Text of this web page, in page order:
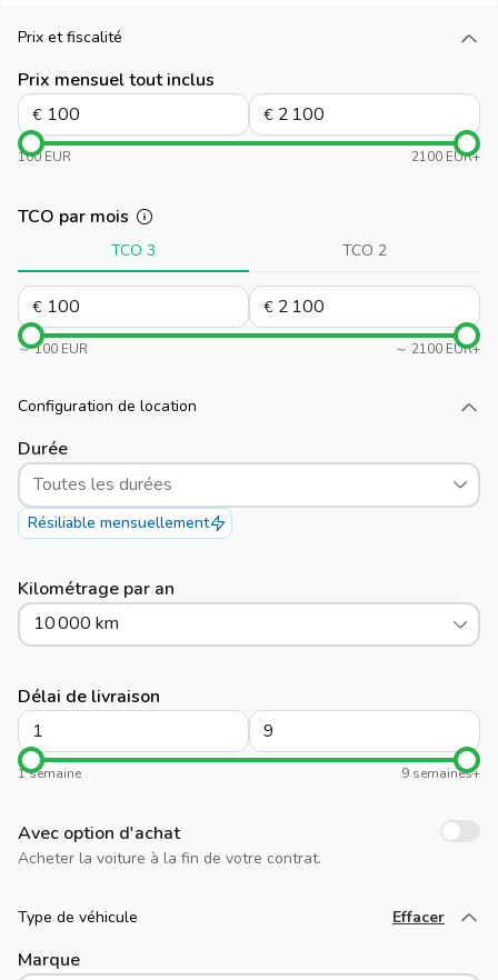
Prix et fiscalité
Prix mensuel tout inclus
€ €
100 EUR 2100 EUR+
TCO par mois
TCO 3 TCO 2
€ €
～ 100 EUR ～ 2100 EUR+
Configuration de location
Durée
Toutes les durées
Résiliable mensuellement
Kilométrage par an
10 000 km
Délai de livraison
1 semaine 9 semaines+
Avec option d'achat
Acheter la voiture à la fin de votre contrat.
Type de véhicule Effacer
Chargez plus
Marque